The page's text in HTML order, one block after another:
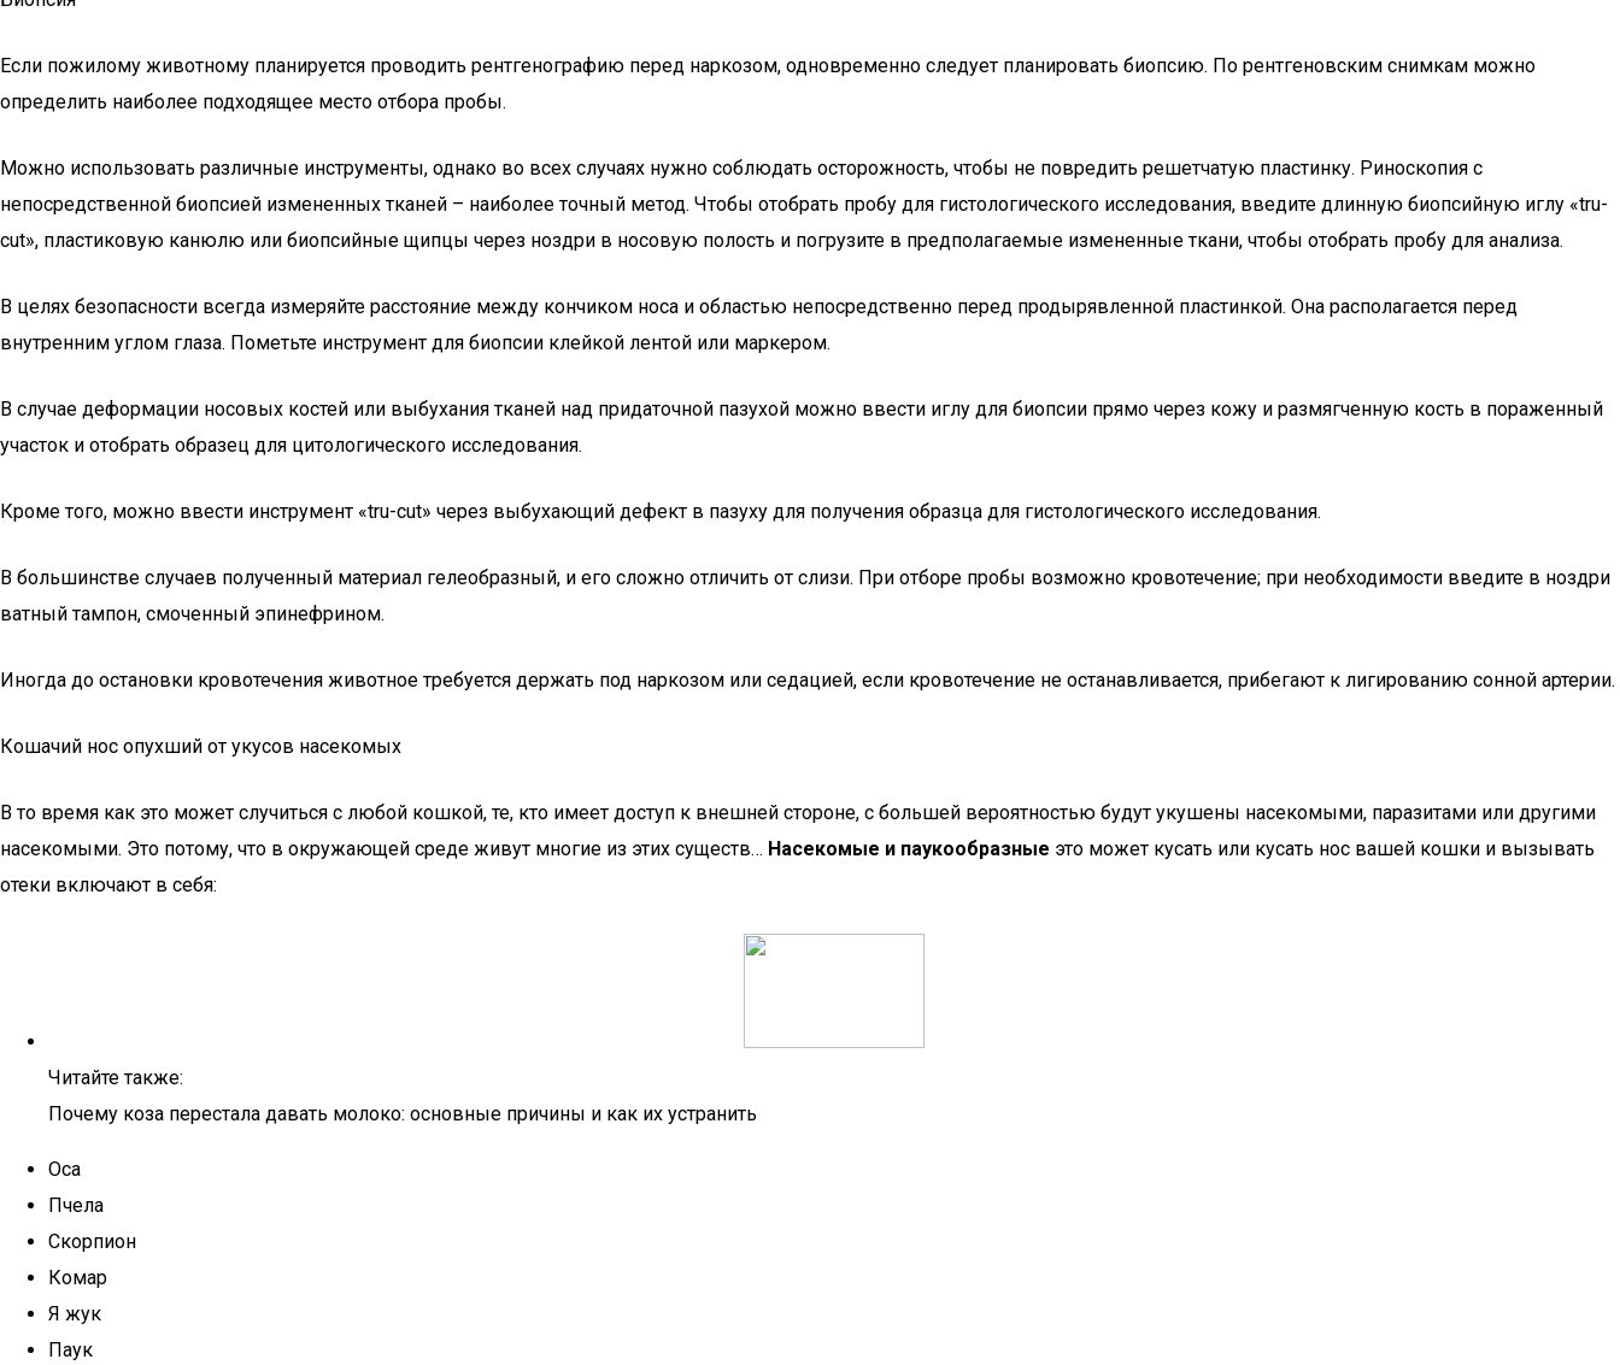
Если пожилому животному планируется проводить рентгенографию перед наркозом, одновременно следует планировать биопсию. По рентгеновским снимкам можно
определить наиболее подходящее место отбора пробы.
Можно использовать различные инструменты, однако во всех случаях нужно соблюдать осторожность, чтобы не повредить решетчатую пластинку. Риноскопия с
непосредственной биопсией измененных тканей – наиболее точный метод. Чтобы отобрать пробу для гистологического исследования, введите длинную биопсийную иглу «tru-
cut», пластиковую канюлю или биопсийные щипцы через ноздри в носовую полость и погрузите в предполагаемые измененные ткани, чтобы отобрать пробу для анализа.
В целях безопасности всегда измеряйте расстояние между кончиком носа и областью непосредственно перед продырявленной пластинкой. Она располагается перед
внутренним углом глаза. Пометьте инструмент для биопсии клейкой лентой или маркером.
В случае деформации носовых костей или выбухания тканей над придаточной пазухой можно ввести иглу для биопсии прямо через кожу и размягченную кость в пораженный
участок и отобрать образец для цитологического исследования.
Кроме того, можно ввести инструмент «tru-cut» через выбухающий дефект в пазуху для получения образца для гистологического исследования.
В большинстве случаев полученный материал гелеобразный, и его сложно отличить от слизи. При отборе пробы возможно кровотечение; при необходимости введите в ноздри
ватный тампон, смоченный эпинефрином.
Иногда до остановки кровотечения животное требуется держать под наркозом или седацией, если кровотечение не останавливается, прибегают к лигированию сонной артерии.
Кошачий нос опухший от укусов насекомых
В то время как это может случиться с любой кошкой, те, кто имеет доступ к внешней стороне, с большей вероятностью будут укушены насекомыми, паразитами или другими
насекомыми. Это потому, что в окружающей среде живут многие из этих существ… Насекомые и паукообразные это может кусать или кусать нос вашей кошки и вызывать
отеки включают в себя:
Читайте также:
Почему коза перестала давать молоко: основные причины и как их устранить
Оса
Пчела
Скорпион
Комар
Я жук
Паук